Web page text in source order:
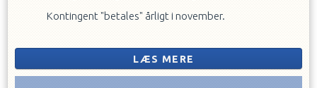
Kontingent "betales" årligt i november.
generalforsamlingen.
LÆS MERE